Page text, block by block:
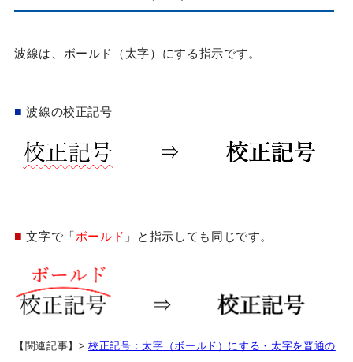
波線は、ボールド（太字）にする指示です。
■ 波線の校正記号
■文字で「 ボールド 」と指示しても同じです。
【関連記事】>校正記号：太字（ボールド）にする・太字を普通の